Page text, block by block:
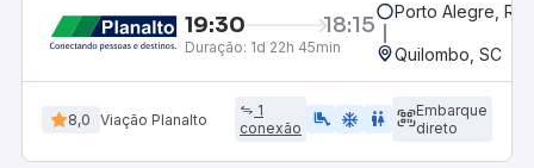
19:30 18:15
Duração: 1d 22h 45min
Porto Alegre, RS
Quilombo, SC
8,0 Viação Planalto
1
conexão
airline_seat_legroom_extra ac_unit WC
Embarque
direto